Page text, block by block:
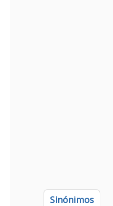
Sinónimos